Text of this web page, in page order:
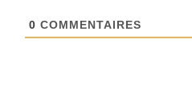
0 COMMENTAIRES